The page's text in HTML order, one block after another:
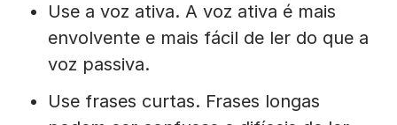
Use a voz ativa. A voz ativa é mais
envolvente e mais fácil de ler do que a
voz passiva.
Use frases curtas. Frases longas